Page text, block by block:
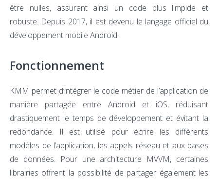
être nulles, assurant ainsi un code plus limpide et
robuste. Depuis 2017, il est devenu le langage officiel du
développement mobile Android.
Fonctionnement
KMM permet d’intégrer le code métier de l’application de
manière partagée entre Android et iOS, réduisant
drastiquement le temps de développement et évitant la
redondance. Il est utilisé pour écrire les différents
modèles de l’application, les appels réseau et aux bases
de données. Pour une architecture MVVM, certaines
librairies offrent la possibilité de partager également les